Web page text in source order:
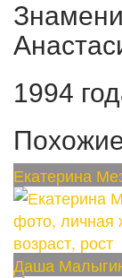
1994
Екатерина
Даша